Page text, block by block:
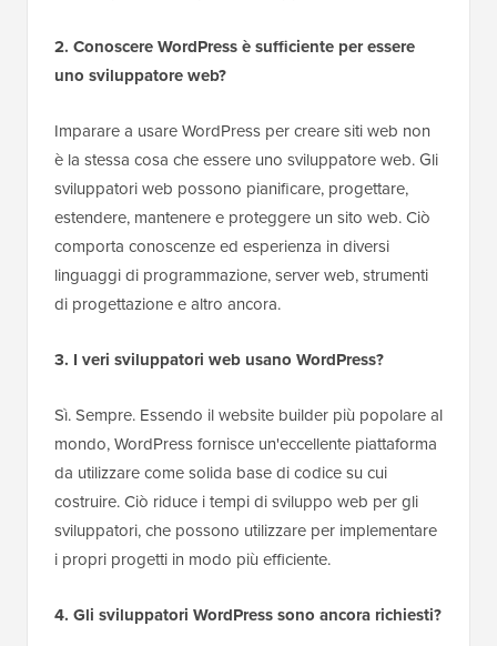
2. Conoscere WordPress è sufficiente per essere
uno sviluppatore web?
Imparare a usare WordPress per creare siti web non
è la stessa cosa che essere uno sviluppatore web. Gli
sviluppatori web possono pianificare, progettare,
estendere, mantenere e proteggere un sito web. Ciò
comporta conoscenze ed esperienza in diversi
linguaggi di programmazione, server web, strumenti
di progettazione e altro ancora.
3. I veri sviluppatori web usano WordPress?
Sì. Sempre. Essendo il website builder più popolare al
mondo, WordPress fornisce un'eccellente piattaforma
da utilizzare come solida base di codice su cui
costruire. Ciò riduce i tempi di sviluppo web per gli
sviluppatori, che possono utilizzare per implementare
i propri progetti in modo più efficiente.
4. Gli sviluppatori WordPress sono ancora richiesti?